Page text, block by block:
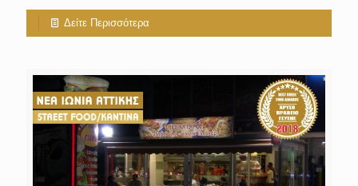
Δείτε Περισσότερα